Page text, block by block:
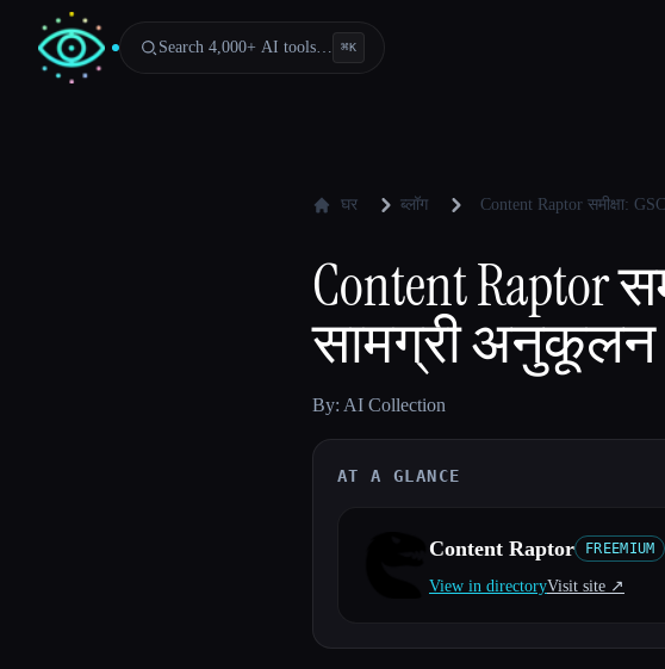
Search 4,000+ AI tools… ⌘K
घर ब्लॉग Content Raptor समीक्षा:
Content Raptor
सामग्री अनुकूलन
By: AI Collection
AT A GLANCE
Content Raptor FREEMIUM
View in directoryVisit site ↗︎